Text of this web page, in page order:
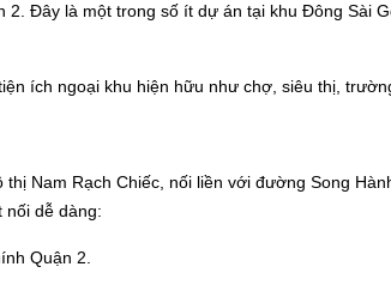
Đây là một trong số ít dự án tại khu Đông Sài
ích ngoại khu hiện hữu như chợ, siêu thị,
Nam Rạch Chiếc, nối liền với đường Song
nối dễ dàng:
Quận 2.